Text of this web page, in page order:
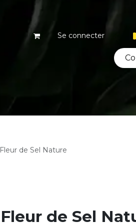
Se connecter
Fleur de Sel Nature
Fleur de Sel